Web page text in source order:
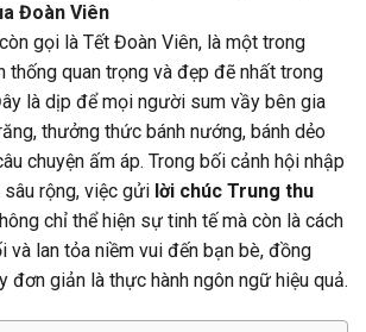
Đoàn Viên
gọi là Tết Đoàn Viên, là một trong
thống quan trọng và đẹp đẽ nhất trong
là dịp để mọi người sum vầy bên gia
thưởng thức bánh nướng, bánh dẻo
chuyện ấm áp. Trong bối cảnh hội nhập
rộng, việc gửi lời chúc Trung thu
chỉ thể hiện sự tinh tế mà còn là cách
và lan tỏa niềm vui đến bạn bè, đồng
đơn giản là thực hành ngôn ngữ hiệu quả.